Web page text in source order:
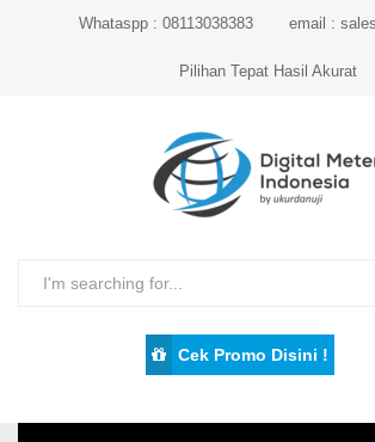
Whataspp : 08113038383 email :
Pilihan Tepat Hasil Akurat
Cek Promo Disini !